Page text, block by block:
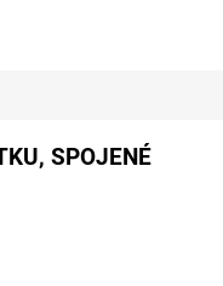
SPOJENÉ